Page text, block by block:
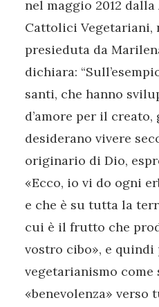
nel maggio 2012 dalla
Cattolici Vegetariani,
presieduta da
dichiara:
santi, che hanno
d’amore per il
desiderano vivere
originario di Dio,
«Ecco, io vi do ogni
e che è su tutta la
cui è il frutto che
vostro cibo», e
vegetarianismo come
«benevolenza» verso